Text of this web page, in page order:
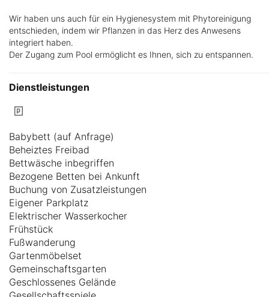
Wir haben uns auch für ein Hygienesystem mit Phytoreinigung
entschieden, indem wir Pflanzen in das Herz des Anwesens
integriert haben.
Der Zugang zum Pool ermöglicht es Ihnen, sich zu entspannen.
Dienstleistungen
Babybett (auf Anfrage)
Beheiztes Freibad
Bettwäsche inbegriffen
Bezogene Betten bei Ankunft
Buchung von Zusatzleistungen
Eigener Parkplatz
Elektrischer Wasserkocher
Frühstück
Fußwanderung
Gartenmöbelset
Gemeinschaftsgarten
Geschlossenes Gelände